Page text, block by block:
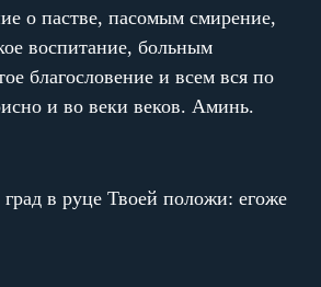
о пастве, пасомым смирение,
воспитание, больным
благословение и всем вся по
и во веки веков. Аминь.
в руце Твоей положи: егоже